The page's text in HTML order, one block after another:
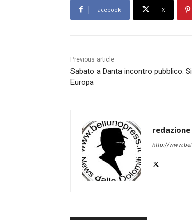
Facebook X
Previous article
Sabato a Danta incontro pubblico.
Europa
redazione
http://